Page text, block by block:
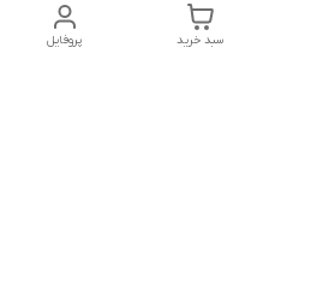
پروفایل سبد خرید